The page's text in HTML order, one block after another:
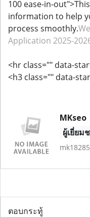
100 ease-in-
information to help
process smoothly.
Application 2025-
<hr class="" data-
<h3 class="" data-
MKseo
ผู้เยี่ยม
ตอบกระทู้